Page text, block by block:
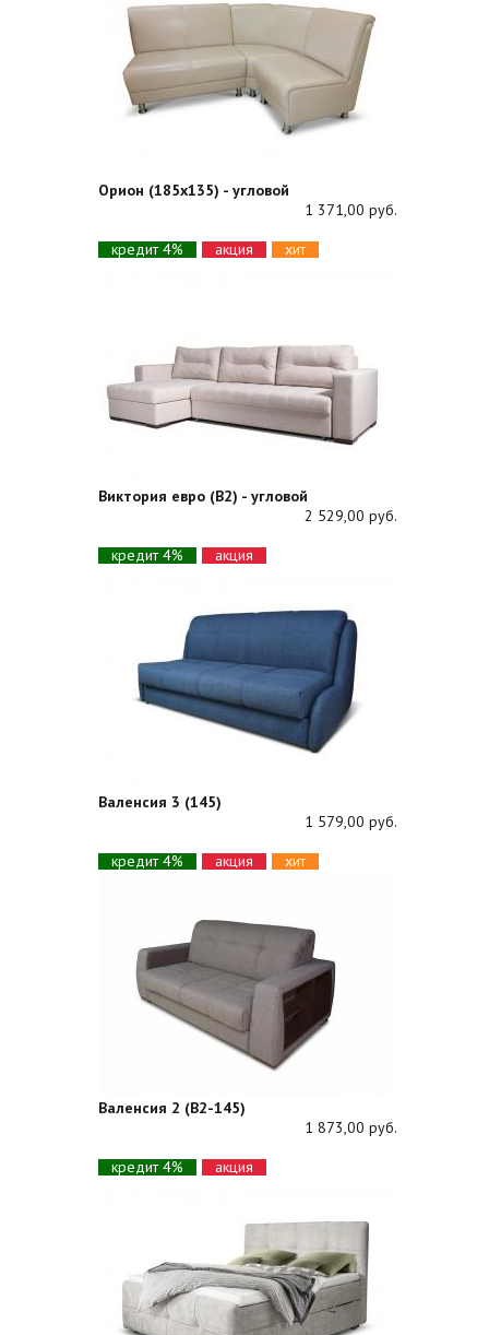
Орион (185х135) - угловой
1 371,00 руб.
кредит 4%
акция хит
Виктория евро (В2) - угловой
2 529,00 руб.
кредит 4%
акция
Валенсия 3 (145)
1 579,00 руб.
кредит 4%
акция хит
Валенсия 2 (В2-145)
1 873,00 руб.
кредит 4%
акция